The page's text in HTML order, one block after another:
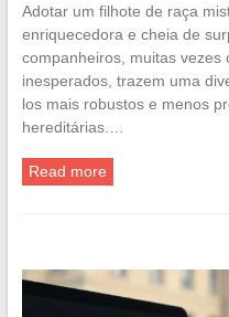
Adotar um filhote de raça
enriquecedora e cheia de
companheiros, muitas vezes
inesperados, trazem uma
los mais robustos e menos
hereditárias.…
Read more